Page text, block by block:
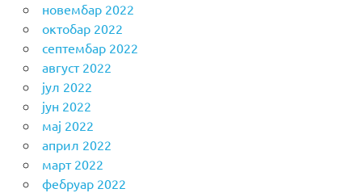
новембар 2022
октобар 2022
септембар 2022
август 2022
јул 2022
јун 2022
мај 2022
април 2022
март 2022
фебруар 2022